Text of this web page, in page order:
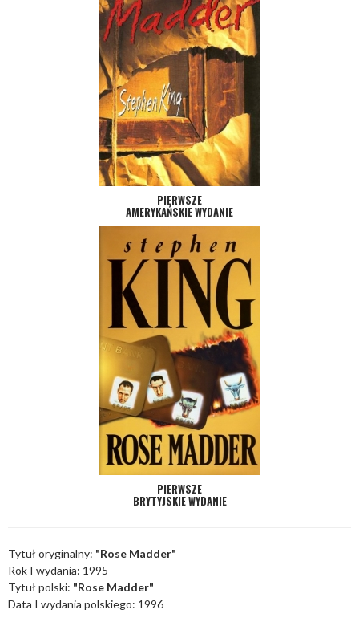
PIERWSZE
AMERYKAŃSKIE WYDANIE
PIERWSZE
BRYTYJSKIE WYDANIE
Tytuł oryginalny: "Rose Madder"
Rok I wydania: 1995
Tytuł polski: "Rose Madder"
Data I wydania polskiego: 1996